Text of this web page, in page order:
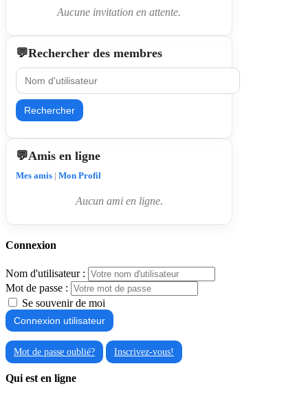
Aucune invitation en attente.
Rechercher des membres
Rechercher
Amis en ligne
Mes amis | Mon Profil
Aucun ami en ligne.
Connexion
Nom d'utilisateur :
Mot de passe :
Se souvenir de moi
Mot de passe oublié? Inscrivez-vous!
Qui est en ligne